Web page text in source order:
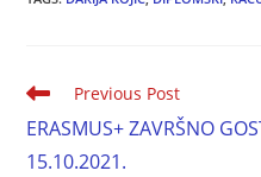
Previous Post
ERASMUS+ ZAVRŠNO
15.10.2021.